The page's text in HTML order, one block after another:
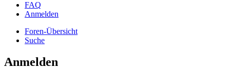
FAQ
Anmelden
Foren-Übersicht
Suche
Anmelden